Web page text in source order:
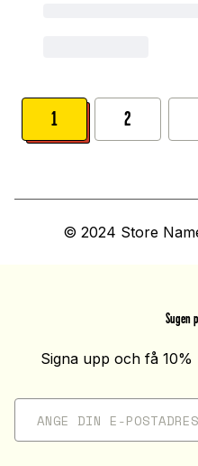
1 2
© 2024 Store
Sugen
Signa upp och få